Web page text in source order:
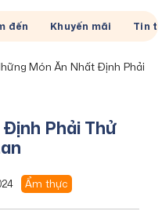
đến Khuyến mãi Tin
Món Ăn Nhất Định Phải
Phải Thử
Ẩm thực